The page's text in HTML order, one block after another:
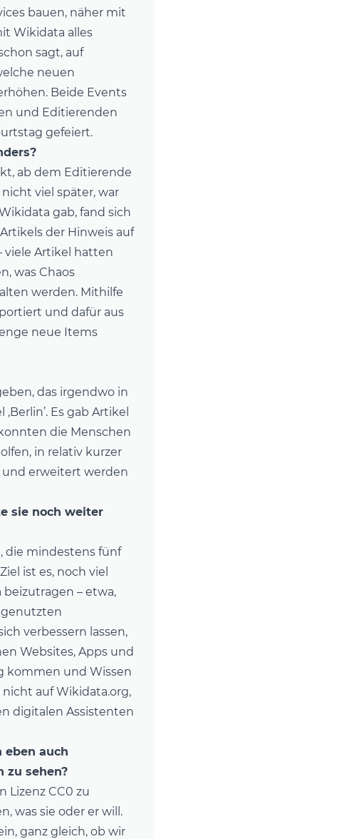
bauen, näher mit
Wikidata alles
sagt, auf
neuen
Beide Events
und Editierenden
gefeiert.
ab dem Editierende
viel später, war
gab, fand sich
der Hinweis auf
viele Artikel hatten
was Chaos
werden. Mithilfe
und dafür aus
neue Items
das irgendwo in
Es gab Artikel
die Menschen
in relativ kurzer
und erweitert werden
sie noch weiter
die mindestens fünf
ist es, noch viel
– etwa,
genutzten
verbessern lassen,
Websites, Apps und
kommen und Wissen
auf Wikidata.org,
digitalen Assistenten
auch
zu sehen?
Lizenz CC0 zu
was sie oder er will.
ganz gleich, ob wir